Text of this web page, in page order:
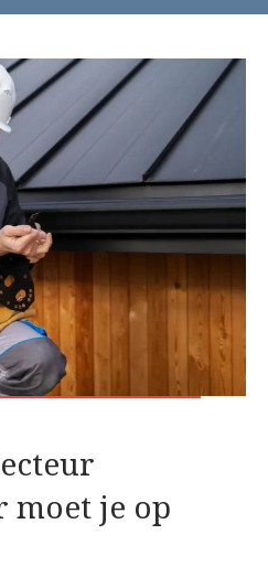
moet je op